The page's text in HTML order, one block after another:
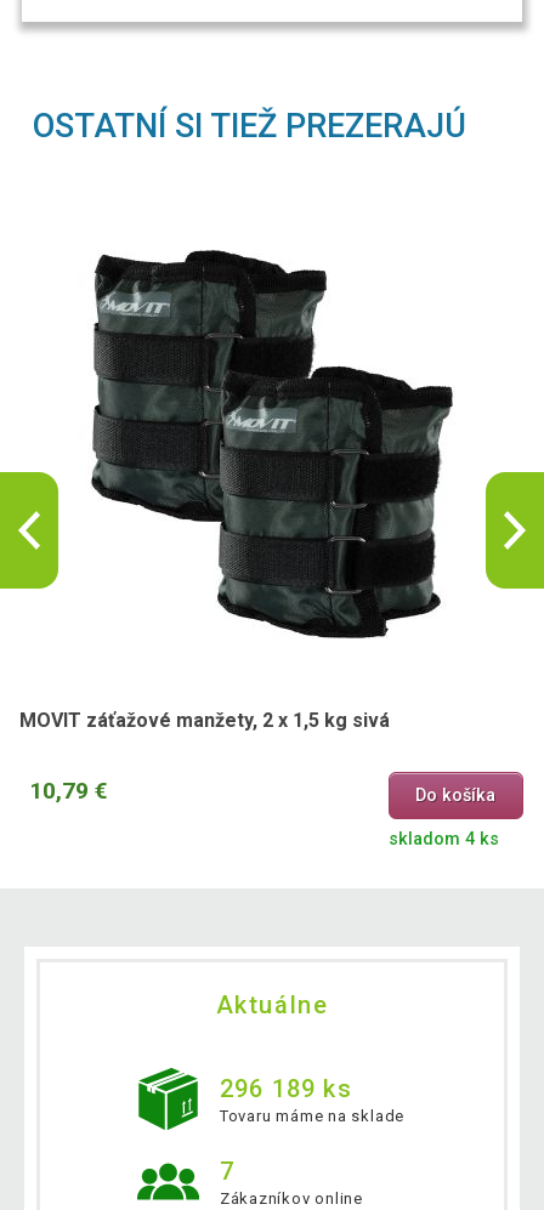
OSTATNÍ SI TIEŽ PREZERAJÚ
MOVIT záťažové manžety, 2 x 1,5 kg sivá
10,79 € Do košíka
skladom 4 ks
Aktuálne
296 189 ks
Tovaru máme na sklade
7
Zákazníkov online